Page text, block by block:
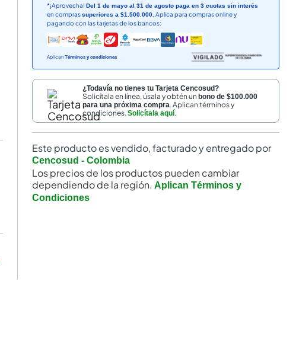
*¡Aprovecha!Del 1 de mayo al 31 de agosto paga en 3 cuotas sin interés
en comprassuperiores a $1.500.000. Aplica para compras online y
pagando con las tarjetas de los bancos:
Aplican Términos y condiciones
¿Todavía no tienes tu Tarjeta Cencosud?
Solicítala en línea, úsala y obtén unbono de $100.000
para una próxima compra. Aplican términos y
condiciones.Solicítala aquí.
Este producto es vendido, facturado y entregado por
Cencosud - Colombia
Los precios de los productos pueden cambiar
dependiendo de la región. Aplican Términos y
Condiciones